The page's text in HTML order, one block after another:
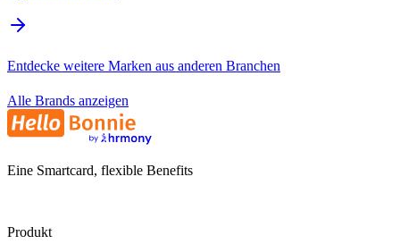
Entdecke weitere Marken aus anderen Branchen
Alle Brands anzeigen
Eine Smartcard, flexible Benefits
Produkt